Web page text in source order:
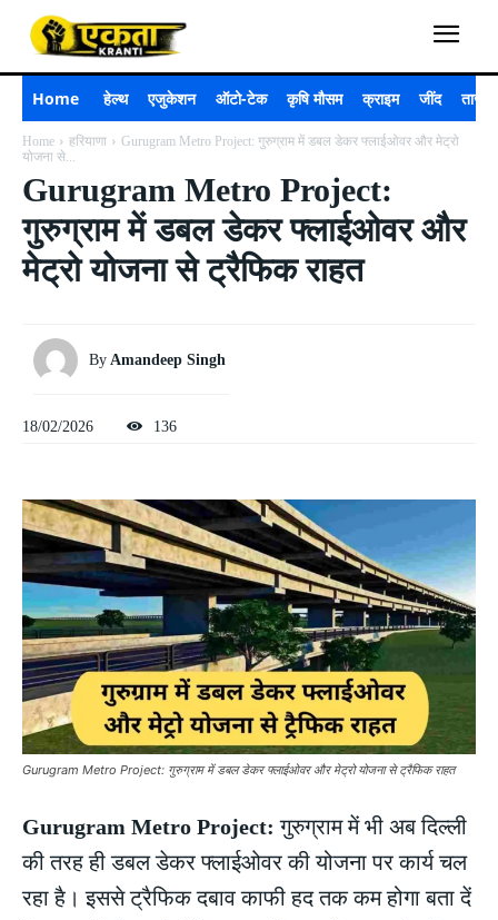
Home हेल्थ एजुकेशन ऑटो-टेक कृषि मौसम क्राइम जींद ताजा
Home हरियाणा
Gurugram Metro Project: गुरुग्राम में डबल डेकर फ्लाईओवर और मेट्रो
योजना से...
Gurugram Metro Project:
गुरुग्राम में डबल डेकर फ्लाईओवर और
मेट्रो योजना से ट्रैफिक राहत
By Amandeep Singh
18/02/2026 136
Gurugram Metro Project: गुरुग्राम में डबल डेकर फ्लाईओवर और मेट्रो योजना से ट्रैफिक राहत
Gurugram Metro Project:गुरुग्राम में भी अब दिल्ली
की तरह ही डबल डेकर फ्लाईओवर की योजना पर कार्य चल
रहा है। इससे ट्रैफिक दबाव काफी हद तक कम होगा बता दें